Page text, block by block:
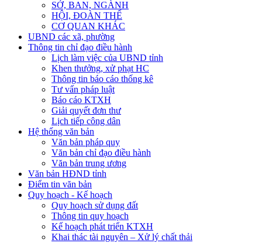
SỞ, BAN, NGÀNH
HỘI, ĐOÀN THỂ
CƠ QUAN KHÁC
UBND các xã, phường
Thông tin chỉ đạo điều hành
Lịch làm việc của UBND tỉnh
Khen thưởng, xử phạt HC
Thông tin báo cáo thống kê
Tư vấn pháp luật
Báo cáo KTXH
Giải quyết đơn thư
Lịch tiếp công dân
Hệ thống văn bản
Văn bản pháp quy
Văn bản chỉ đạo điều hành
Văn bản trung ương
Văn bản HĐND tỉnh
Điểm tin văn bản
Quy hoạch - Kế hoạch
Quy hoạch sử dụng đất
Thông tin quy hoạch
Kế hoạch phát triển KTXH
Khai thác tài nguyên – Xử lý chất thải